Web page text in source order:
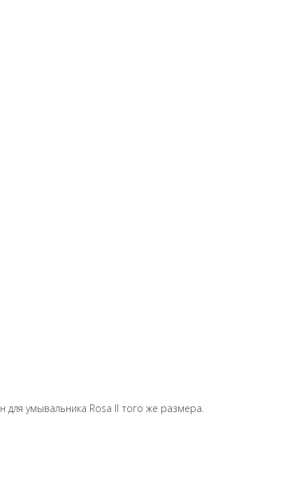
умывальника Rosa II того же размера.